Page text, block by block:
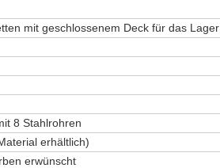
mit geschlossenem Deck für das Lager
8 Stahlrohren
erhältlich)
erwünscht